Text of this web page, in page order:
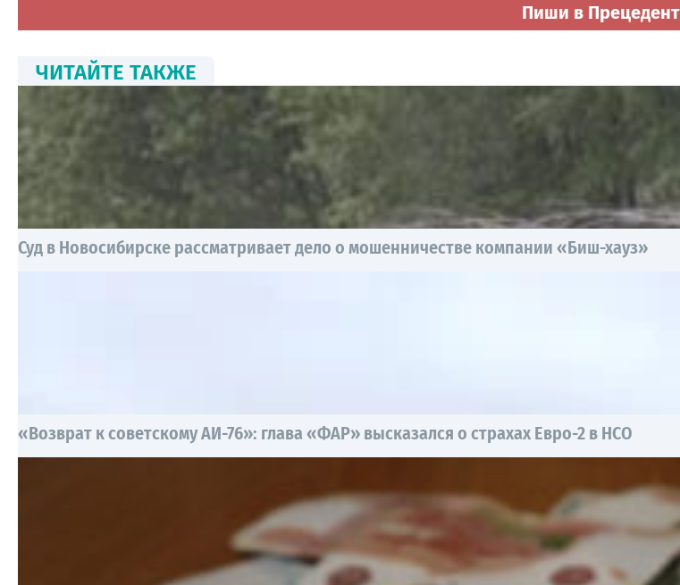
Пиши в Прецедент
ЧИТАЙТЕ ТАКЖЕ
Суд в Новосибирске рассматривает дело о мошенничестве компании «Биш-хауз»
«Возврат к советскому АИ-76»: глава «ФАР» высказался о страхах Евро-2 в НСО